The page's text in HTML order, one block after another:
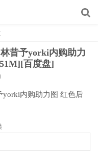
昔予yorki内购助力
百度盘]
yorki内购助力图 红色后